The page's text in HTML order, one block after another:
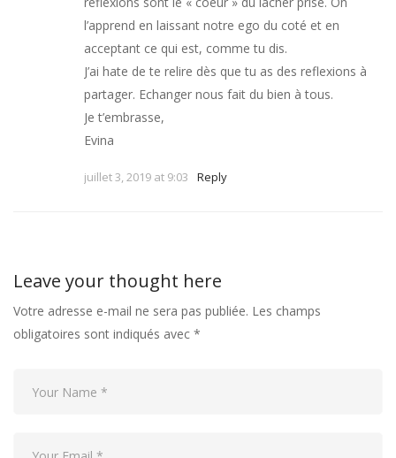
l’apprend en laissant notre ego du coté et en
acceptant ce qui est, comme tu dis.
J’ai hate de te relire dès que tu as des reflexions à
partager. Echanger nous fait du bien à tous.
Je t’embrasse,
Evina
juillet 3, 2019 at 9:03 Reply
Leave your thought here
Votre adresse e-mail ne sera pas publiée. Les champs
obligatoires sont indiqués avec *